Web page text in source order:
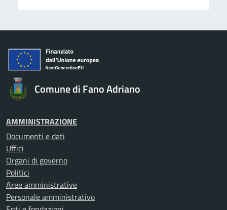
Comune di Fano Adriano
AMMINISTRAZIONE
Documenti e dati
Uffici
Organi di governo
Politici
Aree amministrative
Personale amministrativo